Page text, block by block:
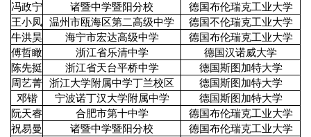
冯政宁
诸暨中学暨阳分校
德国布伦瑞克工业大学
王小凤
温州市瓯海区第二高级中学
德国不伦瑞克工业大学
牛洪昊
海宁市宏达高级中学
德国布伦瑞克工业大学
傅哲瞰
浙江省乐清中学
德国汉诺威大学
陈先挺
浙江省天台平桥中学
德国斯图加特大学
周艺菁
浙江大学附属中学丁兰校区
德国斯图加特大学
邓锴
宁波诺丁汉大学附属中学
德国斯图加特大学
阮天睿
合肥市第十中学
德国布伦瑞克工业大学
祝易曼
诸暨中学暨阳分校
德国布伦瑞克工业大学